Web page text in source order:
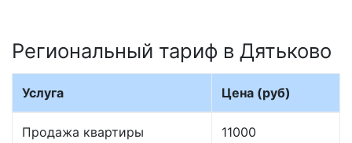
Региональный тариф в Дятьково
Услуга Цена (руб)
Продажа квартиры 11000